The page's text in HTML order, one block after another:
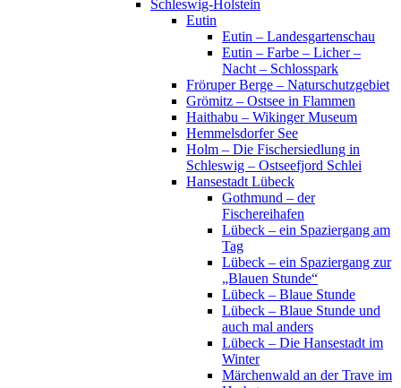
Schleswig-Holstein
Eutin
Eutin – Landesgartenschau
Eutin – Farbe – Licher –
Nacht – Schlosspark
Fröruper Berge – Naturschutzgebiet
Grömitz – Ostsee in Flammen
Haithabu – Wikinger Museum
Hemmelsdorfer See
Holm – Die Fischersiedlung in
Schleswig – Ostseefjord Schlei
Hansestadt Lübeck
Gothmund – der
Fischereihafen
Lübeck – ein Spaziergang am
Tag
Lübeck – ein Spaziergang zur
„Blauen Stunde“
Lübeck – Blaue Stunde
Lübeck – Blaue Stunde und
auch mal anders
Lübeck – Die Hansestadt im
Winter
Märchenwald an der Trave im